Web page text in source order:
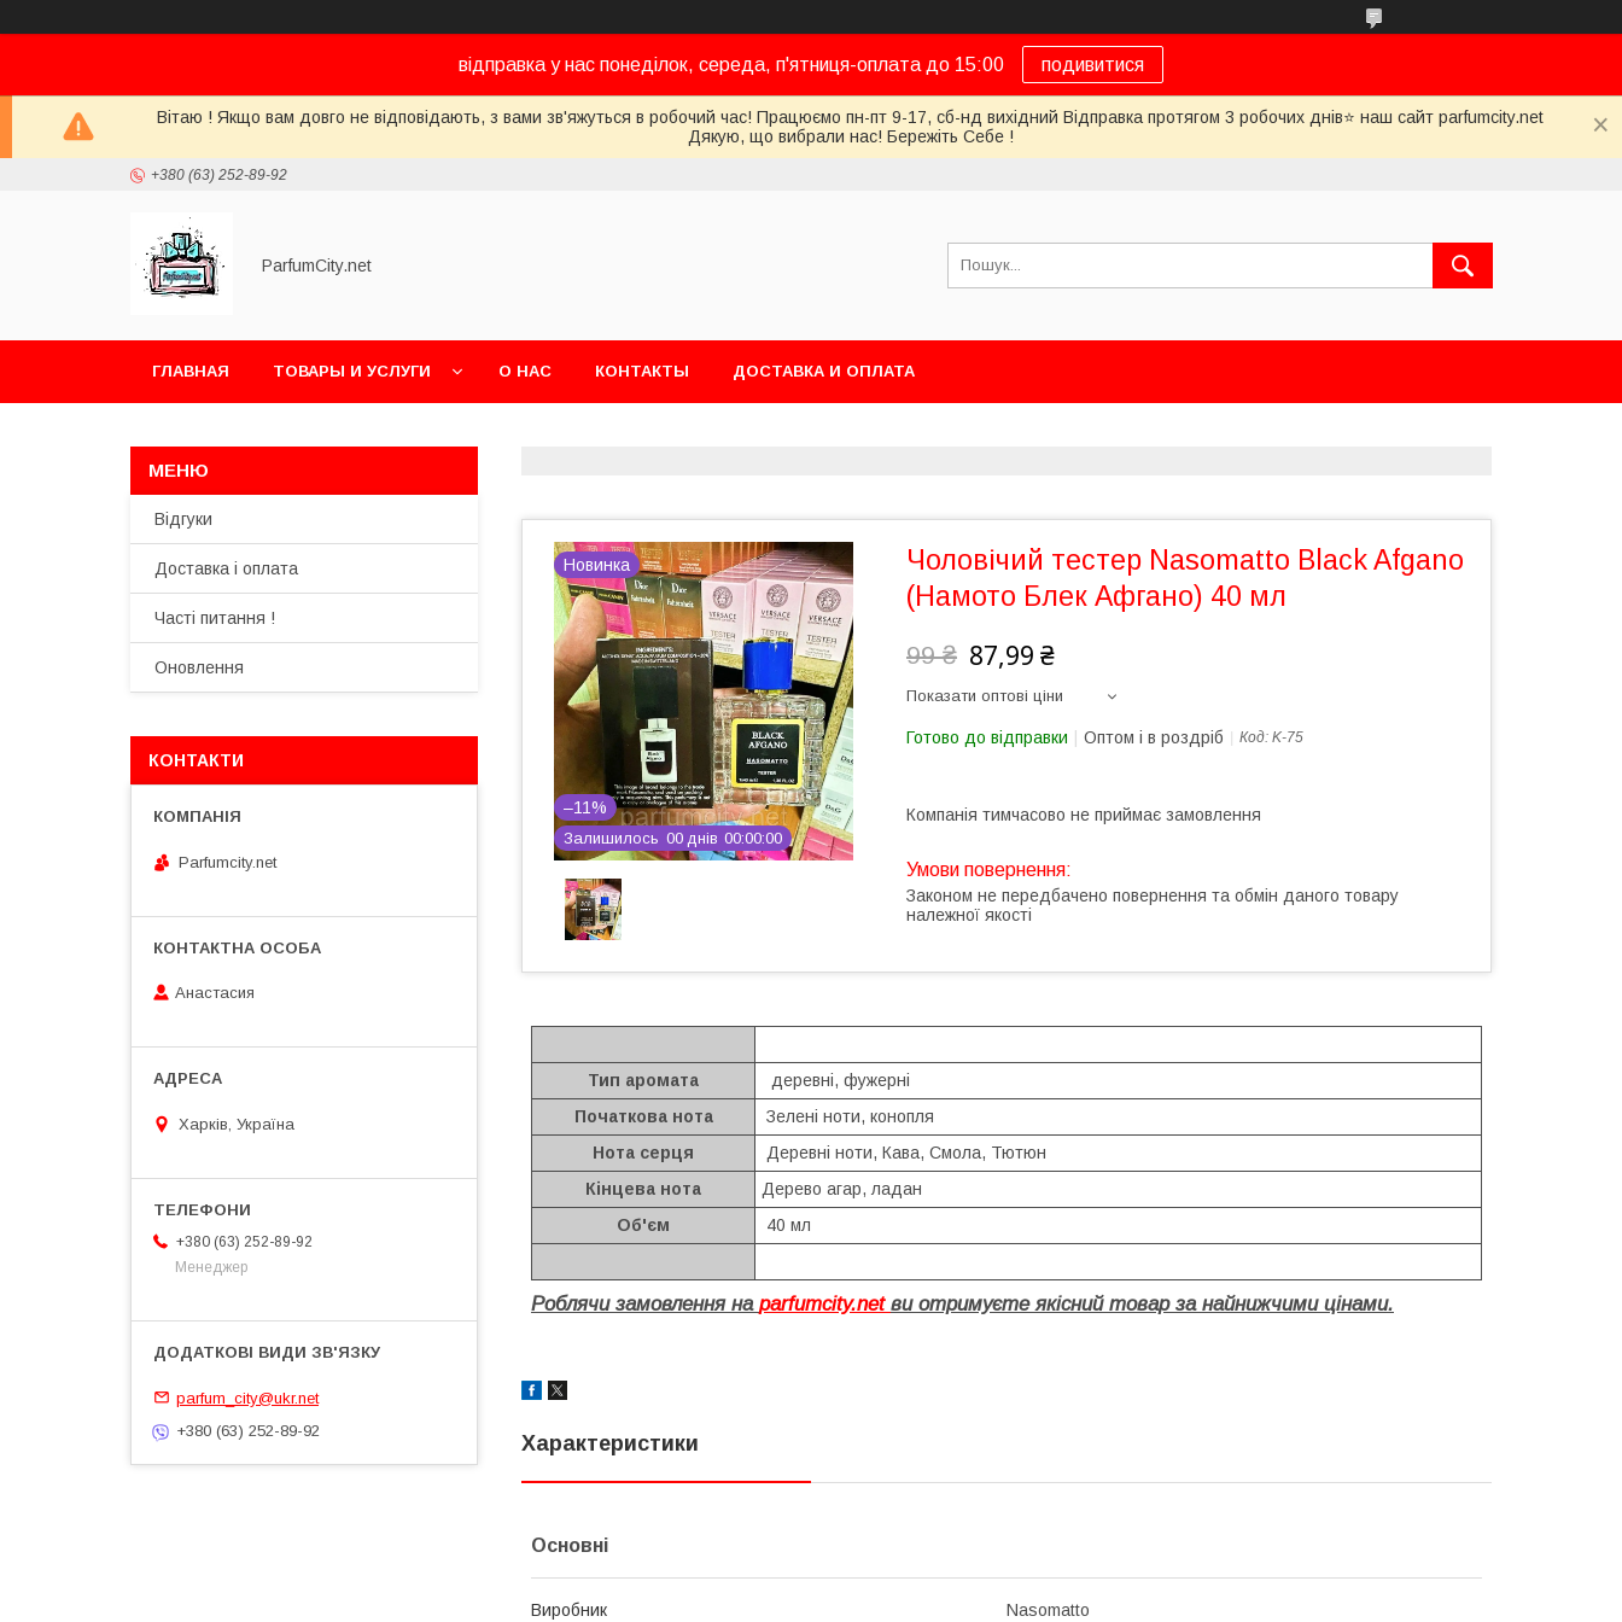
відправка у нас понеділок, середа, п'ятниця-оплата до 15:00 подивитися
Вітаю ! Якщо вам довго не відповідають, з вами зв'яжуться в робочий час! Працюємо пн-пт 9-17, сб-нд вихідний Відправка протягом 3 робочих днів⭐ наш сайт parfumcity.net
Дякую, що вибрали нас! Бережіть Себе !
+380 (63) 252-89-92
ParfumCity.net
ГЛАВНАЯ ТОВАРЫ И УСЛУГИ О НАС КОНТАКТЫ ДОСТАВКА И ОПЛАТА
Новинка
–11%
Залишилось 00 днів 00 00 00
Чоловічий тестер Nasomatto Black Afgano
(Намото Блек Афгано) 40 мл
99 ₴ 87,99 ₴
Показати оптові ціни
Готово до відправки Оптом і в роздріб Код: K-75
Компанія тимчасово не приймає замовлення
Законом не передбачено повернення та обмін даного товару
належної якості
Тип аромата
деревні, фужерні
Початкова нота
Зелені ноти, конопля
Нота серця
Деревні ноти, Кава, Смола, Тютюн
Кінцева нота
Дерево агар, ладан
Об'єм
40 мл
Роблячи замовлення на parfumcity.net ви отримуєте якісний товар за найнижчими цінами.
Характеристики
Основні
Виробник Nasomatto
Відгуки
Доставка і оплата
Часті питання !
Оновлення
КОНТАКТИ
Parfumcity.net
Анастасия
Харків, Україна
+380 (63) 252-89-92
Менеджер
parfum_city@ukr.net
+380 (63) 252-89-92